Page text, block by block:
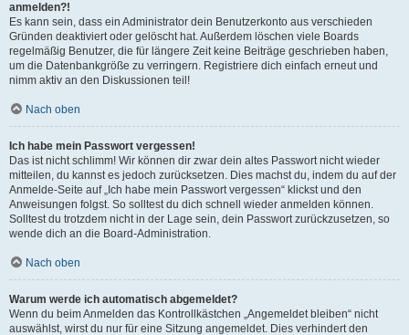
anmelden?!
Es kann sein, dass ein Administrator dein Benutzerkonto aus verschieden
Gründen deaktiviert oder gelöscht hat. Außerdem löschen viele Boards
regelmäßig Benutzer, die für längere Zeit keine Beiträge geschrieben haben,
um die Datenbankgröße zu verringern. Registriere dich einfach erneut und
nimm aktiv an den Diskussionen teil!
Nach oben
Ich habe mein Passwort vergessen!
Das ist nicht schlimm! Wir können dir zwar dein altes Passwort nicht wieder
mitteilen, du kannst es jedoch zurücksetzen. Dies machst du, indem du auf der
Anmelde-Seite auf „Ich habe mein Passwort vergessen“ klickst und den
Anweisungen folgst. So solltest du dich schnell wieder anmelden können.
Solltest du trotzdem nicht in der Lage sein, dein Passwort zurückzusetzen, so
wende dich an die Board-Administration.
Nach oben
Warum werde ich automatisch abgemeldet?
Wenn du beim Anmelden das Kontrollkästchen „Angemeldet bleiben“ nicht
auswählst, wirst du nur für eine Sitzung angemeldet. Dies verhindert den